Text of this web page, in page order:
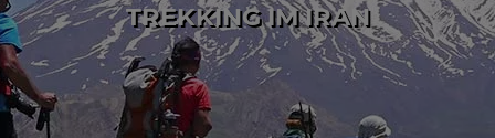
TREKKING IM IRAN